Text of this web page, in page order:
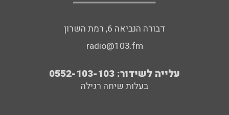
דבורה הנביאה 6, רמת השרון
radio@103.fm
עלייה לשידור: 0552-103-103
בעלות שיחה רגילה